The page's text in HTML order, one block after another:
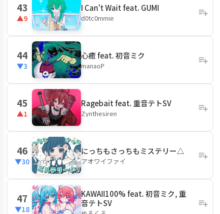
43
▲9
I Can't Wait feat. GUMI
d0tc0mmie
44
▼3
心癒 feat. 初音ミク
manaoP
45
▲1
Ragebait feat. 重音テトSV
Zynthesiren
46
▼30
にっちもさっちもミステリー△
アオワイファイ
47
▼18
KAWAII100% feat. 初音ミク, 重
音テトSV